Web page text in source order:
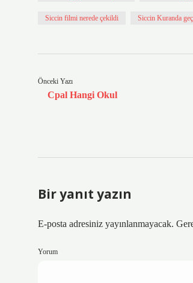
Siccin filmi nerede çekildi Siccin Kuranda
Önceki Yazı
Cpal Hangi Okul
Bir yanıt yazın
E-posta adresiniz yayınlanmayacak.
Yorum